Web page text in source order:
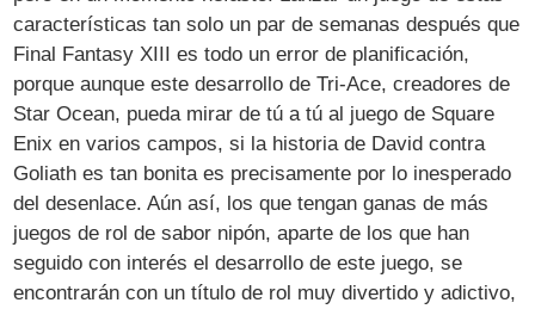
características tan solo un par de semanas después que
Final Fantasy XIII es todo un error de planificación,
porque aunque este desarrollo de Tri-Ace, creadores de
Star Ocean, pueda mirar de tú a tú al juego de Square
Enix en varios campos, si la historia de David contra
Goliath es tan bonita es precisamente por lo inesperado
del desenlace. Aún así, los que tengan ganas de más
juegos de rol de sabor nipón, aparte de los que han
seguido con interés el desarrollo de este juego, se
encontrarán con un título de rol muy divertido y adictivo,